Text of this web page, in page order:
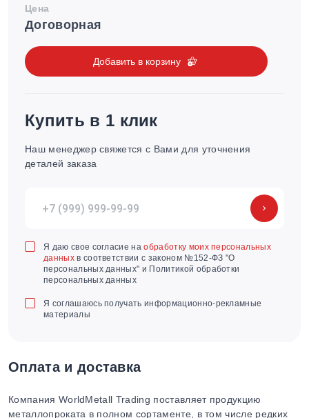
Цена
Договорная
Добавить в корзину
Купить в 1 клик
Наш менеджер свяжется с Вами для уточнения
деталей заказа
Я даю свое согласие наобработку моих персональных
данныхв соответствии с законом №152-ФЗ "О
персональных данных" и Политикой обработки
персональных данных
Я соглашаюсь получать информационно-рекламные
материалы
Оплата и доставка
Компания WorldMetall Trading поставляет продукцию
металлопроката в полном сортаменте, в том числе редких